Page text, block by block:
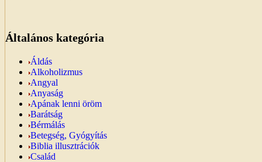
Általános kategória
Áldás
Alkoholizmus
Angyal
Anyaság
Apának lenni öröm
Barátság
Bérmálás
Betegség, Gyógyítás
Biblia illusztrációk
Család